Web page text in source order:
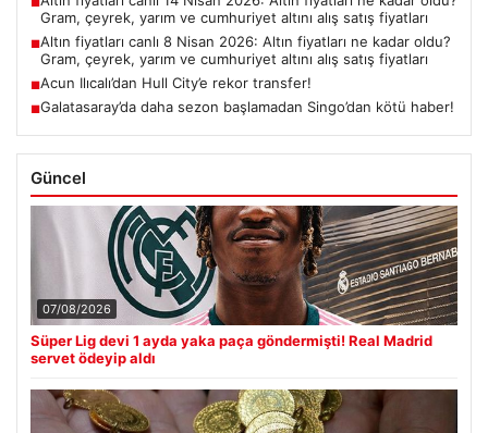
Gram, çeyrek, yarım ve cumhuriyet altını alış satış fiyatları
■Altın fiyatları canlı 8 Nisan 2026: Altın fiyatları ne kadar oldu?
Gram, çeyrek, yarım ve cumhuriyet altını alış satış fiyatları
■Acun Ilıcalı’dan Hull City’e rekor transfer!
■Galatasaray’da daha sezon başlamadan Singo’dan kötü haber!
Güncel
07/08/2026
Süper Lig devi 1 ayda yaka paça göndermişti! Real Madrid
servet ödeyip aldı